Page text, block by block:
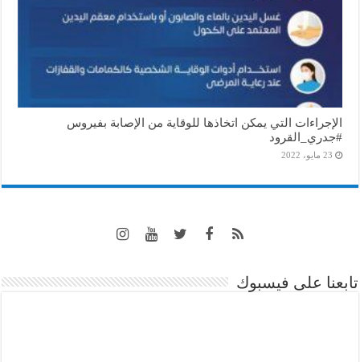
الإجراءات التي يمكن اتخاذها للوقاية من الإصابة بفيروس
#جدري_القرود
23 مايو، 2022
تابعنا على فيسبوك